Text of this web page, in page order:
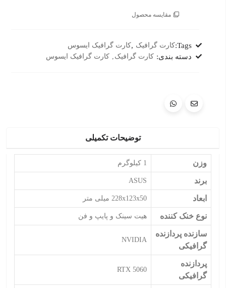
مقایسه محصول
Tags: کارت گرافیک ,کارت گرافیک ایسوس
دسته بندی: کارت گرافیک کارت گرافیک ایسوس
توضیحات تکمیلی
وزن 1 کیلوگرم
برند ASUS
ابعاد 228x123x50 میلی متر
نوع خنک کننده هیت سینک و پایپ و فن
سازنده پردازنده
گرافیکی
NVIDIA
پردازنده
گرافیکی
RTX 5060